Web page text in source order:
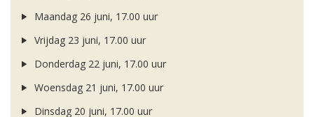
Maandag 26 juni, 17.00 uur
Vrijdag 23 juni, 17.00 uur
Donderdag 22 juni, 17.00 uur
Woensdag 21 juni, 17.00 uur
Dinsdag 20 juni, 17.00 uur